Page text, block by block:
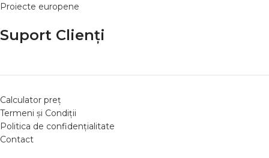
Proiecte europene
Suport Clienți
Calculator preț
Termeni și Condiții
Politica de confidențialitate
Contact